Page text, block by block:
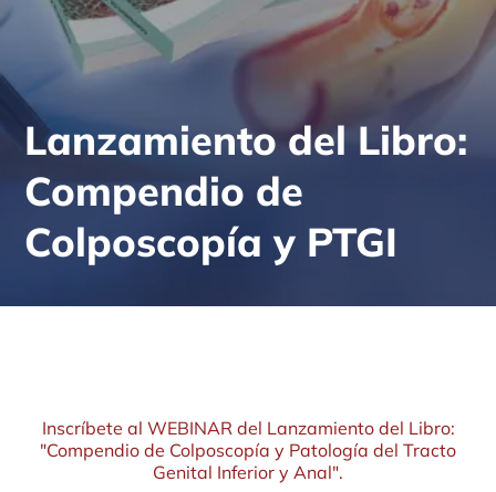
Lanzamiento del Libro:
Compendio de
Colposcopía y PTGI
Inscríbete al WEBINAR del Lanzamiento del Libro:
"Compendio de Colposcopía y Patología del Tracto
Genital Inferior y Anal".